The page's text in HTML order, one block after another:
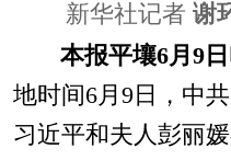
新华社记者 谢
本报平壤6月9
地时间6月9日，中
习近平和夫人彭丽